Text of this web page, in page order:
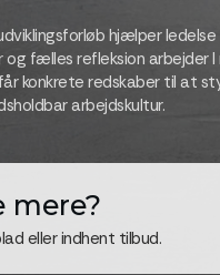
hjælper
fælles refleksion arbejder
konkrete redskaber til at
arbejdskultur.
mere?
eller indhent tilbud.